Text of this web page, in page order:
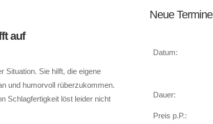
auf
Situation. Sie hilft, die eigene
und humorvoll rüberzukommen.
Schlagfertigkeit löst leider nicht
Neue Termine
Datum:
Dauer:
Preis p.P.: